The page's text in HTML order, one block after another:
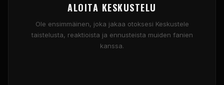
ALOITA KESKUSTELU
Ole ensimmäinen, joka jakaa otoksesi Keskustele
taistelusta, reaktioista ja ennusteista muiden fanien
kanssa.